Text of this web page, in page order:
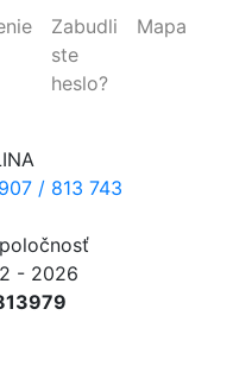
Zabudli
ste
heslo?
Mapa
/ 813 743
- 2026